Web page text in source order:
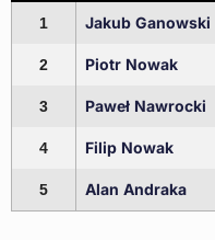
1 Jakub Ganowski
2 Piotr Nowak
3 Paweł Nawrocki
4 Filip Nowak
5 Alan Andraka